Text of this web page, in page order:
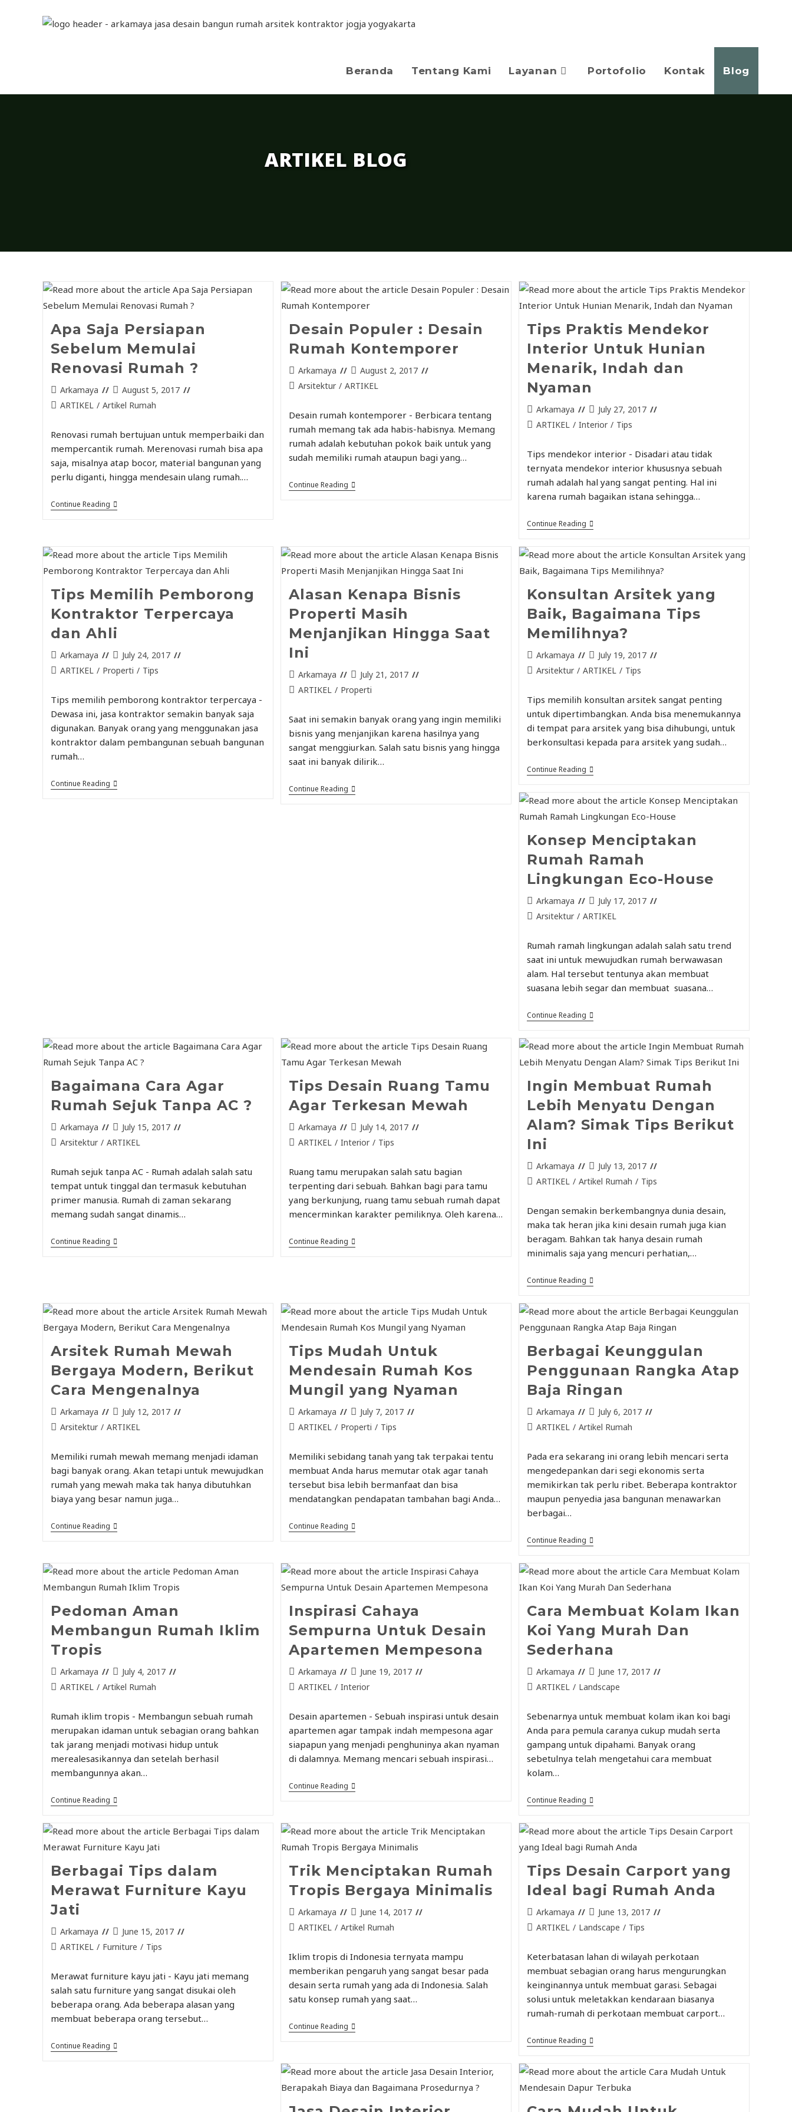
Beranda Tentang Kami Layanan Portofolio Kontak Blog
ARTIKEL BLOG
Apa Saja Persiapan
Sebelum Memulai
Renovasi Rumah ?
Arkamaya
August 5, 2017
ARTIKEL / Artikel Rumah
Renovasi rumah bertujuan untuk memperbaiki dan
mempercantik rumah. Merenovasi rumah bisa apa
saja, misalnya atap bocor, material bangunan yang
perlu diganti, hingga mendesain ulang rumah.…
Continue Reading
Desain Populer : Desain
Rumah Kontemporer
Arkamaya
August 2, 2017
Arsitektur / ARTIKEL
Desain rumah kontemporer - Berbicara tentang
rumah memang tak ada habis-habisnya. Memang
rumah adalah kebutuhan pokok baik untuk yang
sudah memiliki rumah ataupun bagi yang…
Continue Reading
Tips Praktis Mendekor
Interior Untuk Hunian
Menarik, Indah dan
Nyaman
Arkamaya
July 27, 2017
ARTIKEL / Interior / Tips
Tips mendekor interior - Disadari atau tidak
ternyata mendekor interior khususnya sebuah
rumah adalah hal yang sangat penting. Hal ini
karena rumah bagaikan istana sehingga…
Continue Reading
Tips Memilih Pemborong
Kontraktor Terpercaya
dan Ahli
Arkamaya
July 24, 2017
ARTIKEL / Properti / Tips
Tips memilih pemborong kontraktor terpercaya -
Dewasa ini, jasa kontraktor semakin banyak saja
digunakan. Banyak orang yang menggunakan jasa
kontraktor dalam pembangunan sebuah bangunan
rumah…
Continue Reading
Alasan Kenapa Bisnis
Properti Masih
Menjanjikan Hingga Saat
Ini
Arkamaya
July 21, 2017
ARTIKEL / Properti
Saat ini semakin banyak orang yang ingin memiliki
bisnis yang menjanjikan karena hasilnya yang
sangat menggiurkan. Salah satu bisnis yang hingga
saat ini banyak dilirik…
Continue Reading
Konsultan Arsitek yang
Baik, Bagaimana Tips
Memilihnya?
Arkamaya
July 19, 2017
Arsitektur / ARTIKEL / Tips
Tips memilih konsultan arsitek sangat penting
untuk dipertimbangkan. Anda bisa menemukannya
di tempat para arsitek yang bisa dihubungi, untuk
berkonsultasi kepada para arsitek yang sudah…
Continue Reading
Konsep Menciptakan
Rumah Ramah
Lingkungan Eco-House
Arkamaya
July 17, 2017
Arsitektur / ARTIKEL
Rumah ramah lingkungan adalah salah satu trend
saat ini untuk mewujudkan rumah berwawasan
alam. Hal tersebut tentunya akan membuat
suasana lebih segar dan membuat suasana…
Continue Reading
Bagaimana Cara Agar
Rumah Sejuk Tanpa AC ?
Arkamaya
July 15, 2017
Arsitektur / ARTIKEL
Rumah sejuk tanpa AC - Rumah adalah salah satu
tempat untuk tinggal dan termasuk kebutuhan
primer manusia. Rumah di zaman sekarang
memang sudah sangat dinamis…
Continue Reading
Tips Desain Ruang Tamu
Agar Terkesan Mewah
Arkamaya
July 14, 2017
ARTIKEL / Interior / Tips
Ruang tamu merupakan salah satu bagian
terpenting dari sebuah. Bahkan bagi para tamu
yang berkunjung, ruang tamu sebuah rumah dapat
mencerminkan karakter pemiliknya. Oleh karena…
Continue Reading
Ingin Membuat Rumah
Lebih Menyatu Dengan
Alam? Simak Tips Berikut
Ini
Arkamaya
July 13, 2017
ARTIKEL / Artikel Rumah / Tips
Dengan semakin berkembangnya dunia desain,
maka tak heran jika kini desain rumah juga kian
beragam. Bahkan tak hanya desain rumah
minimalis saja yang mencuri perhatian,…
Continue Reading
Arsitek Rumah Mewah
Bergaya Modern, Berikut
Cara Mengenalnya
Arkamaya
July 12, 2017
Arsitektur / ARTIKEL
Memiliki rumah mewah memang menjadi idaman
bagi banyak orang. Akan tetapi untuk mewujudkan
rumah yang mewah maka tak hanya dibutuhkan
biaya yang besar namun juga…
Continue Reading
Tips Mudah Untuk
Mendesain Rumah Kos
Mungil yang Nyaman
Arkamaya
July 7, 2017
ARTIKEL / Properti / Tips
Memiliki sebidang tanah yang tak terpakai tentu
membuat Anda harus memutar otak agar tanah
tersebut bisa lebih bermanfaat dan bisa
mendatangkan pendapatan tambahan bagi Anda…
Continue Reading
Berbagai Keunggulan
Penggunaan Rangka Atap
Baja Ringan
Arkamaya
July 6, 2017
ARTIKEL / Artikel Rumah
Pada era sekarang ini orang lebih mencari serta
mengedepankan dari segi ekonomis serta
memikirkan tak perlu ribet. Beberapa kontraktor
maupun penyedia jasa bangunan menawarkan
berbagai…
Continue Reading
Pedoman Aman
Membangun Rumah Iklim
Tropis
Arkamaya
July 4, 2017
ARTIKEL / Artikel Rumah
Rumah iklim tropis - Membangun sebuah rumah
merupakan idaman untuk sebagian orang bahkan
tak jarang menjadi motivasi hidup untuk
merealesasikannya dan setelah berhasil
membangunnya akan…
Continue Reading
Inspirasi Cahaya
Sempurna Untuk Desain
Apartemen Mempesona
Arkamaya
June 19, 2017
ARTIKEL / Interior
Desain apartemen - Sebuah inspirasi untuk desain
apartemen agar tampak indah mempesona agar
siapapun yang menjadi penghuninya akan nyaman
di dalamnya. Memang mencari sebuah inspirasi…
Continue Reading
Cara Membuat Kolam Ikan
Koi Yang Murah Dan
Sederhana
Arkamaya
June 17, 2017
ARTIKEL / Landscape
Sebenarnya untuk membuat kolam ikan koi bagi
Anda para pemula caranya cukup mudah serta
gampang untuk dipahami. Banyak orang
sebetulnya telah mengetahui cara membuat
kolam…
Continue Reading
Berbagai Tips dalam
Merawat Furniture Kayu
Jati
Arkamaya
June 15, 2017
ARTIKEL / Furniture / Tips
Merawat furniture kayu jati - Kayu jati memang
salah satu furniture yang sangat disukai oleh
beberapa orang. Ada beberapa alasan yang
membuat beberapa orang tersebut…
Continue Reading
Trik Menciptakan Rumah
Tropis Bergaya Minimalis
Arkamaya
June 14, 2017
ARTIKEL / Artikel Rumah
Iklim tropis di Indonesia ternyata mampu
memberikan pengaruh yang sangat besar pada
desain serta rumah yang ada di Indonesia. Salah
satu konsep rumah yang saat…
Continue Reading
Tips Desain Carport yang
Ideal bagi Rumah Anda
Arkamaya
June 13, 2017
ARTIKEL / Landscape / Tips
Keterbatasan lahan di wilayah perkotaan
membuat sebagian orang harus mengurungkan
keinginannya untuk membuat garasi. Sebagai
solusi untuk meletakkan kendaraan biasanya
rumah-rumah di perkotaan membuat carport…
Continue Reading